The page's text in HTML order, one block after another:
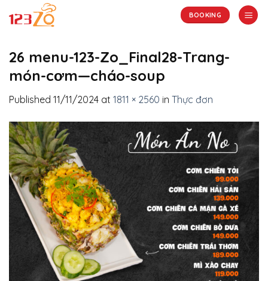
BOOKING
26 menu-123-Zo_Final28-Trang-
món-cơm—cháo-soup
Published 11/11/2024 at 1811 × 2560 in Thực đơn